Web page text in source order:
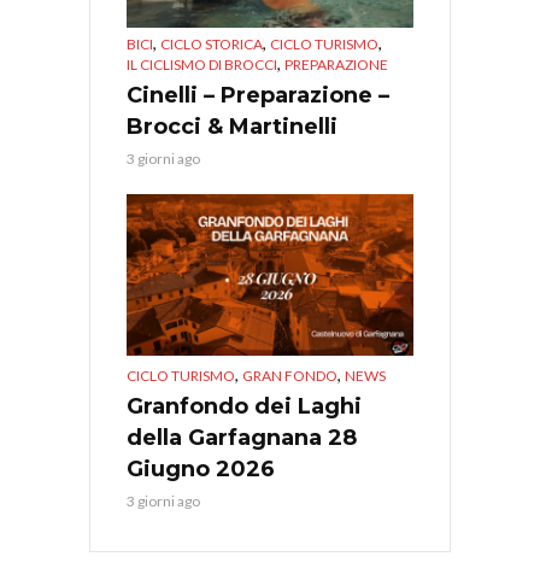
BICI, CICLO STORICA, CICLO TURISMO,
IL CICLISMO DI BROCCI, PREPARAZIONE
Cinelli – Preparazione –
Brocci & Martinelli
3 giorni ago
CICLO TURISMO, GRAN FONDO, NEWS
Granfondo dei Laghi
della Garfagnana 28
Giugno 2026
3 giorni ago